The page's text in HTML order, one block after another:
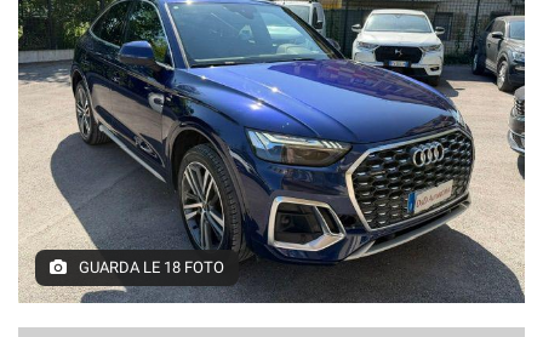
AREA COMMERCIANTI
GUARDA LE 18 FOTO